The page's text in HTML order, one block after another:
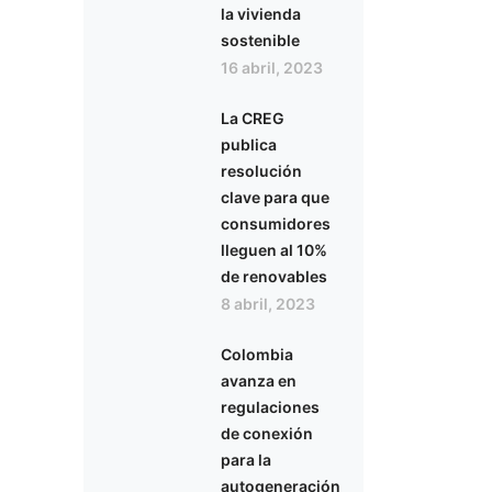
la vivienda
sostenible
16 abril, 2023
La CREG
publica
resolución
clave para que
consumidores
lleguen al 10%
de renovables
8 abril, 2023
Colombia
avanza en
regulaciones
de conexión
para la
autogeneración